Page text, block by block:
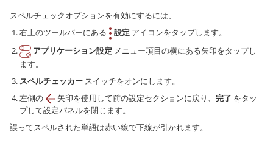
スペルチェックオプションを有効にするには、
右上のツールバーにある
設定 アイコンをタップします。
アプリケーション設定 メニュー項目の横にある矢印をタップし
ます。
スペルチェッカー スイッチをオンにします。
左側の
矢印を使用して前の設定セクションに戻り、 完了 をタッ
プして設定パネルを閉じます。
誤ってスペルされた単語は赤い線で下線が引かれます。